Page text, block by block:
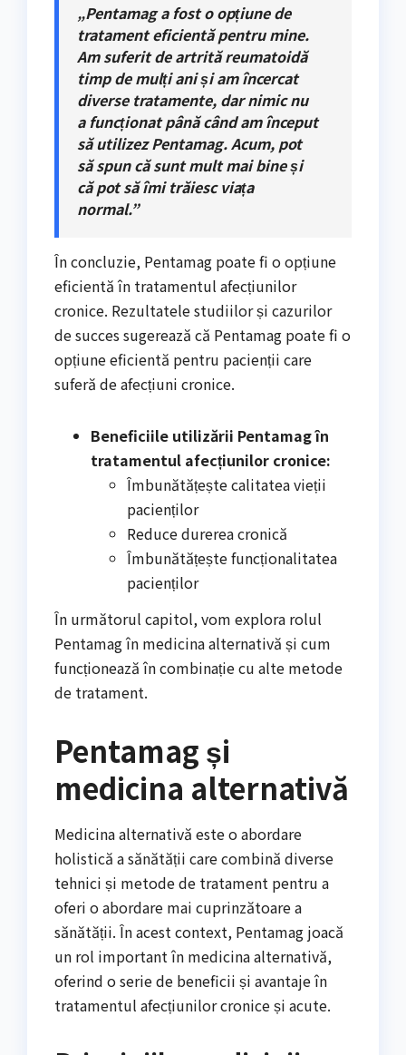
„Pentamag a fost o opțiune de
tratament eficientă pentru mine.
Am suferit de artrită reumatoidă
timp de mulți ani și am încercat
diverse tratamente, dar nimic nu
a funcționat până când am început
să utilizez Pentamag. Acum, pot
să spun că sunt mult mai bine și
că pot să îmi trăiesc viața
normal.”
În concluzie, Pentamag poate fi o opțiune
eficientă în tratamentul afecțiunilor
cronice. Rezultatele studiilor și cazurilor
de succes sugerează că Pentamag poate fi o
opțiune eficientă pentru pacienții care
suferă de afecțiuni cronice.
Beneficiile utilizării Pentamag în
tratamentul afecțiunilor cronice:
Îmbunătățește calitatea vieții
pacienților
Reduce durerea cronică
Îmbunătățește funcționalitatea
pacienților
În următorul capitol, vom explora rolul
Pentamag în medicina alternativă și cum
funcționează în combinație cu alte metode
de tratament.
Pentamag și
medicina alternativă
Medicina alternativă este o abordare
holistică a sănătății care combină diverse
tehnici și metode de tratament pentru a
oferi o abordare mai cuprinzătoare a
sănătății. În acest context, Pentamag joacă
un rol important în medicina alternativă,
oferind o serie de beneficii și avantaje în
tratamentul afecțiunilor cronice și acute.